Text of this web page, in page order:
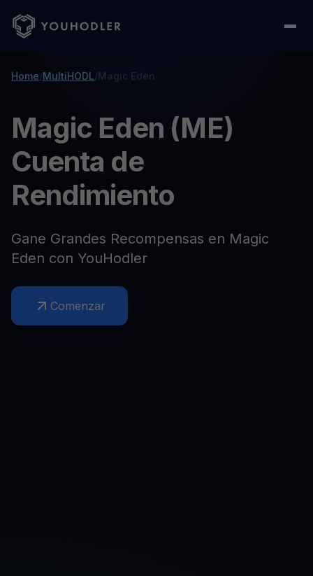
Home/MultiHODL/Magic Eden
Magic Eden (ME)
Cuenta de
Rendimiento
Gane Grandes Recompensas en Magic
Eden con YouHodler
Comenzar